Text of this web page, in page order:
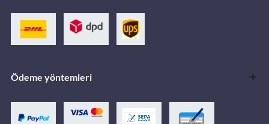
Ödeme yöntemleri